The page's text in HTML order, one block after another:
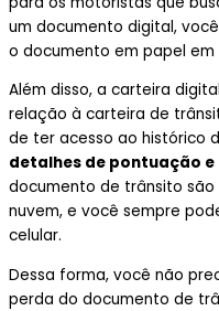
um documento digital,
o documento em papel
Além disso, a carteira
relação à carteira de
de ter acesso ao histórico
detalhes de pontuação
documento de trânsito
nuvem, e você sempre
celular.
Dessa forma, você não
perda do documento de